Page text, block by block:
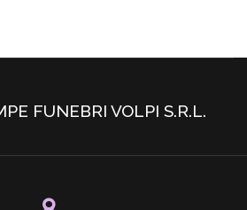
FUNEBRI VOLPI S.R.L.